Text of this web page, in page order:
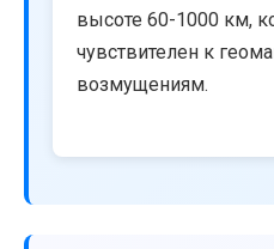
высоте 60-1000 км,
чувствителен к
возмущениям.